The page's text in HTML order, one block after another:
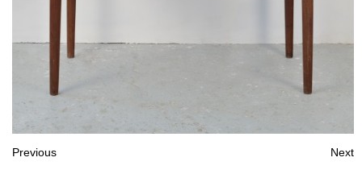
Previous Next